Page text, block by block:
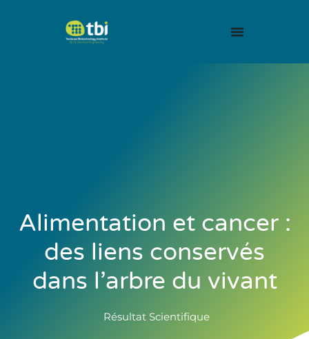
Alimentation et cancer :
des liens conservés
dans l’arbre du vivant
Résultat Scientifique